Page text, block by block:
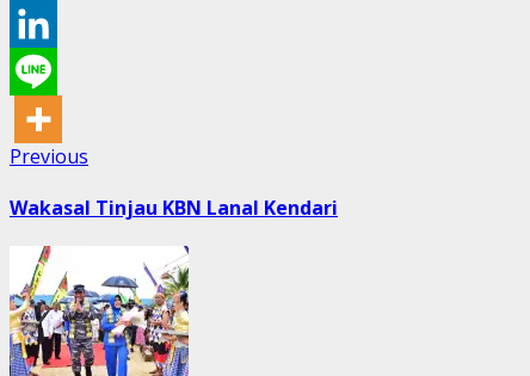
Post
navigation
Previous
Wakasal Tinjau KBN Lanal Kendari